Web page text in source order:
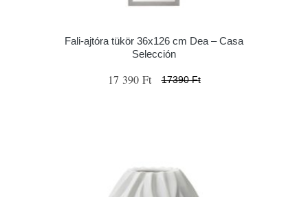
Fali-ajtóra tükör 36x126 cm Dea – Casa
Selección
17 390 Ft 17390 Ft